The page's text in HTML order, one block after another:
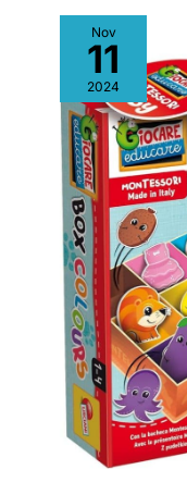
Nov
11
2024